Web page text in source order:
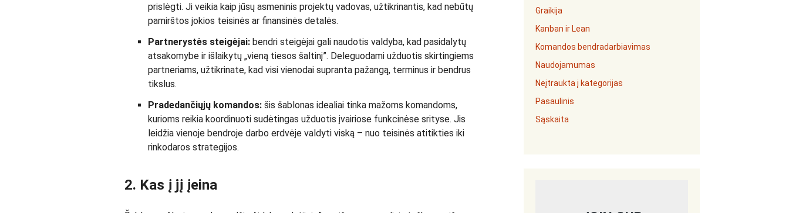
prislėgti. Ji veikia kaip jūsų asmeninis projektų vadovas, užtikrinantis, kad nebūtų
pamirštos jokios teisinės ar finansinės detalės.
Partnerystės steigėjai: bendri steigėjai gali naudotis valdyba, kad pasidalytų
atsakomybe ir išlaikytų „vieną tiesos šaltinį”. Deleguodami užduotis skirtingiems
partneriams, užtikrinate, kad visi vienodai supranta pažangą, terminus ir bendrus
tikslus.
Pradedančiųjų komandos: šis šablonas idealiai tinka mažoms komandoms,
kurioms reikia koordinuoti sudėtingas užduotis įvairiose funkcinėse srityse. Jis
leidžia vienoje bendroje darbo erdvėje valdyti viską – nuo teisinės atitikties iki
rinkodaros strategijos.
2. Kas į jį įeina
Graikija
Kanban ir Lean
Komandos bendradarbiavimas
Naudojamumas
Neįtraukta į kategorijas
Pasaulinis
Sąskaita